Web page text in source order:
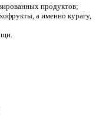
продуктов;
а именно курагу,